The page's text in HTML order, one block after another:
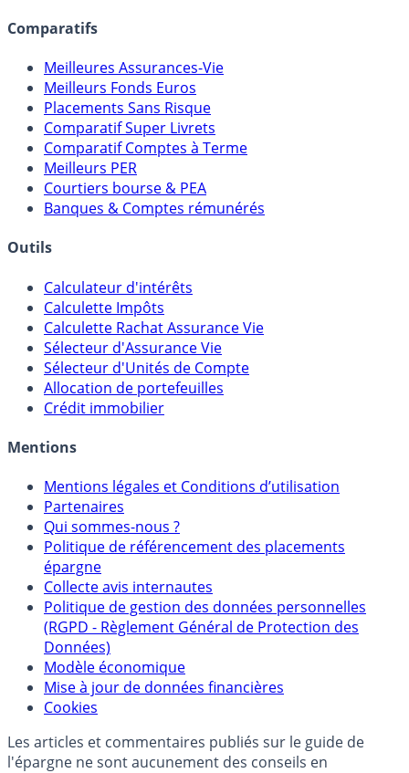
Comparatifs
Meilleures Assurances-Vie
Meilleurs Fonds Euros
Placements Sans Risque
Comparatif Super Livrets
Comparatif Comptes à Terme
Meilleurs PER
Courtiers bourse & PEA
Banques & Comptes rémunérés
Outils
Calculateur d'intérêts
Calculette Impôts
Calculette Rachat Assurance Vie
Sélecteur d'Assurance Vie
Sélecteur d'Unités de Compte
Allocation de portefeuilles
Crédit immobilier
Mentions
Mentions légales et Conditions d’utilisation
Partenaires
Qui sommes-nous ?
Politique de référencement des placements
épargne
Collecte avis internautes
Politique de gestion des données personnelles
(RGPD - Règlement Général de Protection des
Données)
Modèle économique
Mise à jour de données financières
Cookies
Les articles et commentaires publiés sur le guide de
l'épargne ne sont aucunement des conseils en